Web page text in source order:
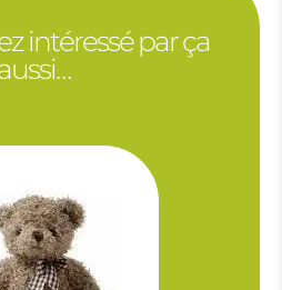
intéressé par ça